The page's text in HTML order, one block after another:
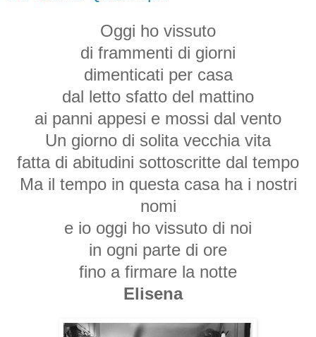
Oggi ho vissuto
di frammenti di giorni
dimenticati per casa
dal letto sfatto del mattino
ai panni appesi e mossi dal vento
Un giorno di solita vecchia vita
fatta di abitudini sottoscritte dal tempo
Ma il tempo in questa casa ha i nostri
nomi
e io oggi ho vissuto di noi
in ogni parte di ore
fino a firmare la notte
Elisena